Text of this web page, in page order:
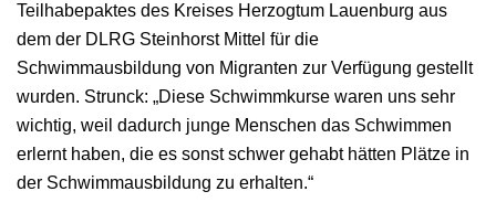
Teilhabepaktes des Kreises Herzogtum Lauenburg aus
dem der DLRG Steinhorst Mittel für die
Schwimmausbildung von Migranten zur Verfügung gestellt
wurden. Strunck: „Diese Schwimmkurse waren uns sehr
wichtig, weil dadurch junge Menschen das Schwimmen
erlernt haben, die es sonst schwer gehabt hätten Plätze in
der Schwimmausbildung zu erhalten.“